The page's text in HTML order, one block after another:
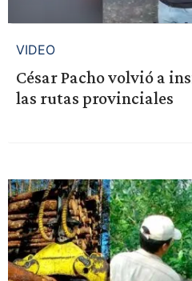
VIDEO
César Pacho volvió a
las rutas provinciales